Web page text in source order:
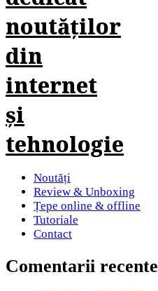
Noutăți
Review & Unboxing
Țepe online & offline
Tutoriale
Contact
Comentarii recente